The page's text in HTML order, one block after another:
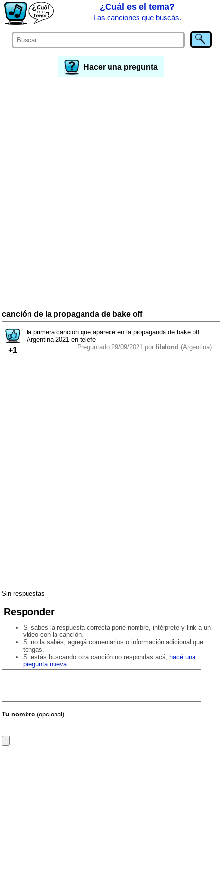
¿Cuál es el tema?
Las canciones que buscás.
Hacer una pregunta
canción de la propaganda de bake off
+1
la primera canción que aparece en la propaganda de bake off
Argentina 2021 en telefe
Preguntado 29/09/2021 por lilalond (Argentina)
Sin respuestas
Responder
Si sabés la respuesta correcta poné nombre, intérprete y link a un
video con la canción.
Si no la sabés, agregá comentarios o información adicional que
tengas.
Si estás buscando otra canción no respondas acá, hacé una
pregunta nueva.
Tu nombre (opcional)